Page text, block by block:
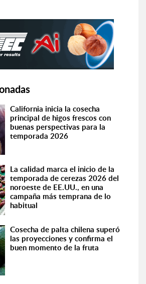
California inicia la cosecha
principal de higos frescos con
buenas perspectivas para la
temporada 2026
La calidad marca el inicio de la
temporada de cerezas 2026 del
noroeste de EE.UU., en una
campaña más temprana de lo
habitual
Cosecha de palta chilena superó
las proyecciones y confirma el
buen momento de la fruta